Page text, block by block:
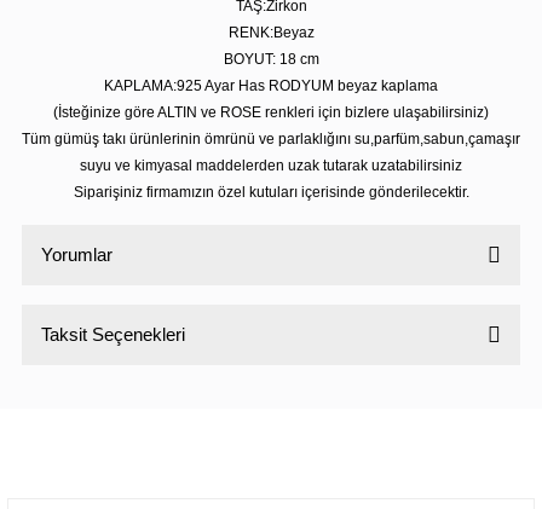
TAŞ:Zirkon
RENK:Beyaz
BOYUT: 18 cm
KAPLAMA:925 Ayar Has RODYUM beyaz kaplama
(İsteğinize göre ALTIN ve ROSE renkleri için bizlere ulaşabilirsiniz)
Tüm gümüş takı ürünlerinin ömrünü ve parlaklığını su,parfüm,sabun,çamaşır
suyu ve kimyasal maddelerden uzak tutarak uzatabilirsiniz
Siparişiniz firmamızın özel kutuları içerisinde gönderilecektir.
Yorumlar
Taksit Seçenekleri